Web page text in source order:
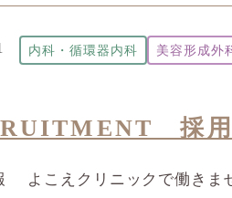
内科・循環器内科 美容形成外
採用
よこえクリニックで働きま